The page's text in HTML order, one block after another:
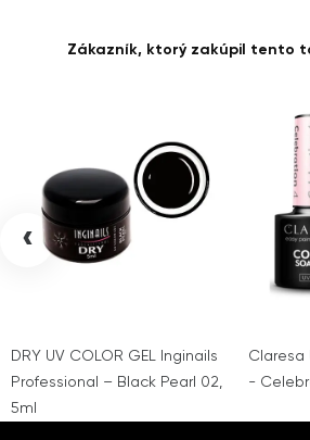
Zákazník, ktorý zakúpil tento
DRY UV COLOR GEL Inginails
Professional – Black Pearl 02,
5ml
Claresa
-
‹